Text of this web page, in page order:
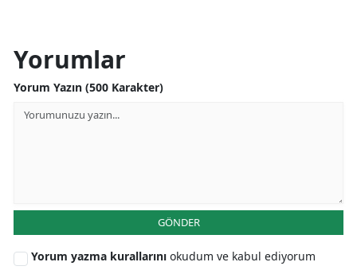
Yorumlar
Yorum Yazın (500 Karakter)
GÖNDER
Yorum yazma kurallarını okudum ve kabul ediyorum